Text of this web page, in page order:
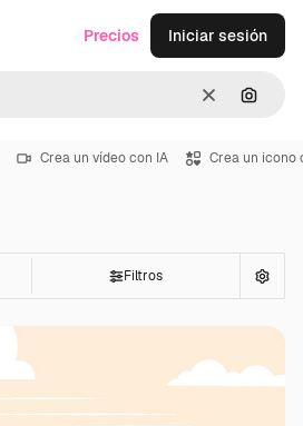
Borrar
Precios Iniciar sesión
Crea un vídeo con IA Crea un icono
Filtros